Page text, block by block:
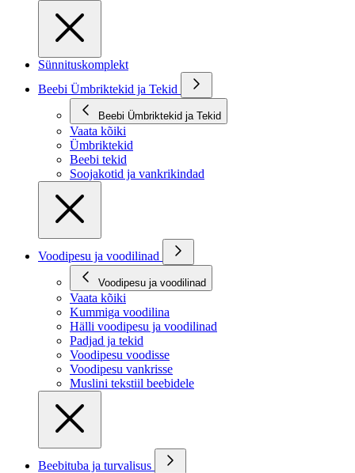
Sünnituskomplekt
Beebi Ümbriktekid ja Tekid
Beebi Ümbriktekid ja Tekid
Vaata kõiki
Ümbriktekid
Beebi tekid
Soojakotid ja vankrikindad
Voodipesu ja voodilinad
Voodipesu ja voodilinad
Vaata kõiki
Kummiga voodilina
Hälli voodipesu ja voodilinad
Padjad ja tekid
Voodipesu voodisse
Voodipesu vankrisse
Muslini tekstiil beebidele
Beebituba ja turvalisus